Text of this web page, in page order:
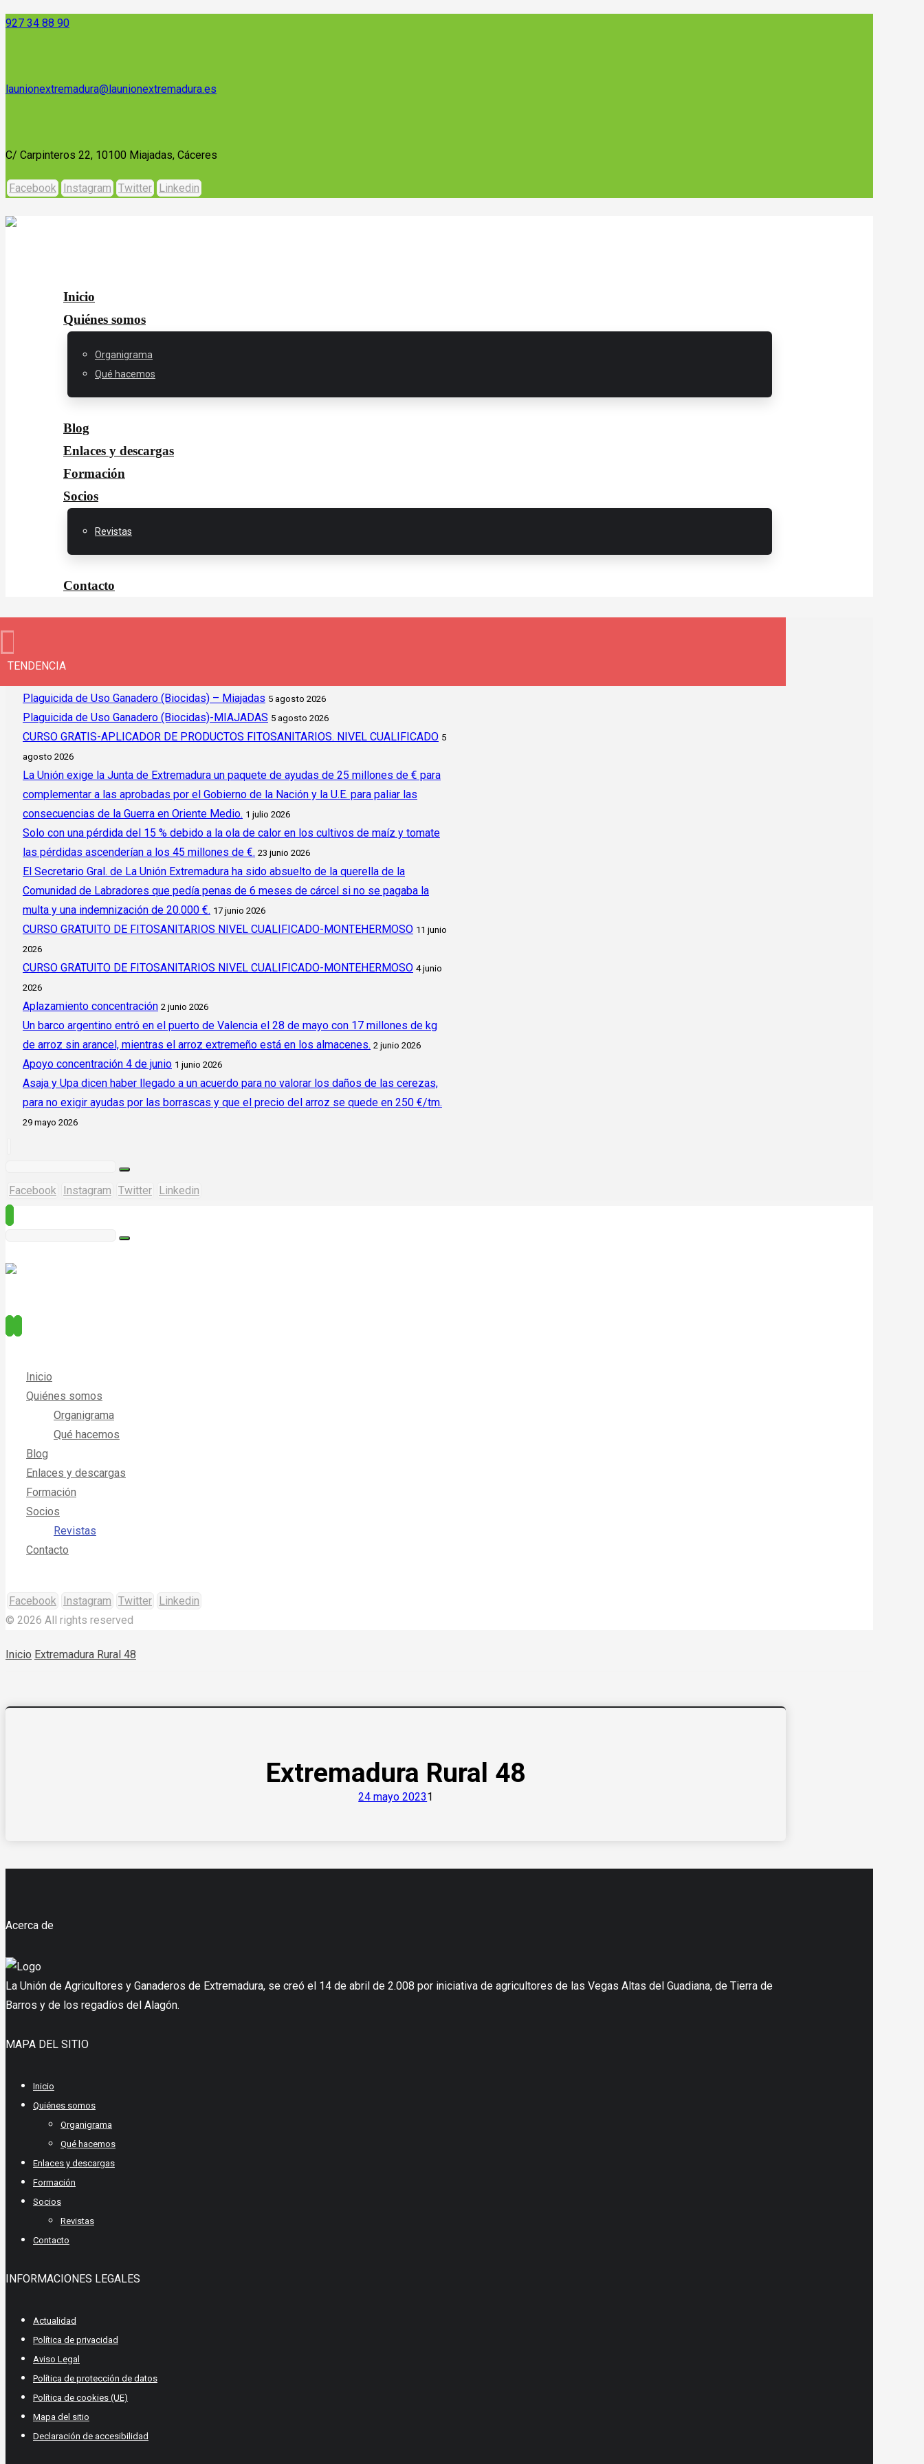
927 34 88 90
launionextremadura@launionextremadura.es
C/ Carpinteros 22, 10100 Miajadas, Cáceres
Facebook Instagram Twitter Linkedin
Inicio
Quiénes somos
Organigrama
Qué hacemos
Blog
Enlaces y descargas
Formación
Socios
Revistas
Contacto
TENDENCIA
Plaguicida de Uso Ganadero (Biocidas) – Miajadas 5 agosto 2026
Plaguicida de Uso Ganadero (Biocidas)-MIAJADAS 5 agosto 2026
CURSO GRATIS-APLICADOR DE PRODUCTOS FITOSANITARIOS. NIVEL CUALIFICADO 5
agosto 2026
La Unión exige la Junta de Extremadura un paquete de ayudas de 25 millones de € para
complementar a las aprobadas por el Gobierno de la Nación y la U.E. para paliar las
consecuencias de la Guerra en Oriente Medio. 1 julio 2026
Solo con una pérdida del 15 % debido a la ola de calor en los cultivos de maíz y tomate
las pérdidas ascenderían a los 45 millones de €. 23 junio 2026
El Secretario Gral. de La Unión Extremadura ha sido absuelto de la querella de la
Comunidad de Labradores que pedía penas de 6 meses de cárcel si no se pagaba la
multa y una indemnización de 20.000 €. 17 junio 2026
CURSO GRATUITO DE FITOSANITARIOS NIVEL CUALIFICADO-MONTEHERMOSO 11 junio
2026
CURSO GRATUITO DE FITOSANITARIOS NIVEL CUALIFICADO-MONTEHERMOSO 4 junio
2026
Aplazamiento concentración 2 junio 2026
Un barco argentino entró en el puerto de Valencia el 28 de mayo con 17 millones de kg
de arroz sin arancel, mientras el arroz extremeño está en los almacenes. 2 junio 2026
Apoyo concentración 4 de junio 1 junio 2026
Asaja y Upa dicen haber llegado a un acuerdo para no valorar los daños de las cerezas,
para no exigir ayudas por las borrascas y que el precio del arroz se quede en 250 €/tm.
29 mayo 2026
Facebook Instagram Twitter Linkedin
Inicio
Quiénes somos
Organigrama
Qué hacemos
Blog
Enlaces y descargas
Formación
Socios
Revistas
Contacto
Facebook Instagram Twitter Linkedin
© 2026 All rights reserved
Inicio Extremadura Rural 48
Extremadura Rural 48
24 mayo 20231
Acerca de
La Unión de Agricultores y Ganaderos de Extremadura, se creó el 14 de abril de 2.008 por iniciativa de agricultores de las Vegas Altas del Guadiana, de Tierra de
Barros y de los regadíos del Alagón.
MAPA DEL SITIO
Inicio
Quiénes somos
Organigrama
Qué hacemos
Enlaces y descargas
Formación
Socios
Revistas
Contacto
INFORMACIONES LEGALES
Actualidad
Política de privacidad
Aviso Legal
Política de protección de datos
Política de cookies (UE)
Mapa del sitio
Declaración de accesibilidad